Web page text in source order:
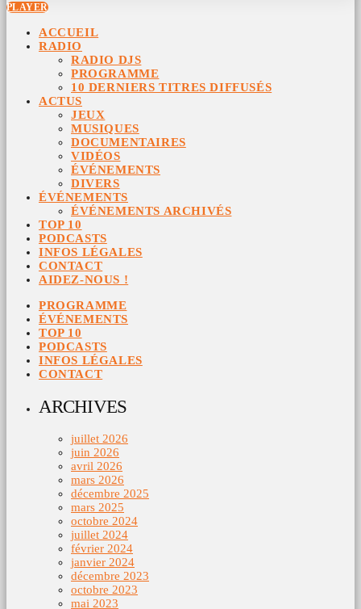
PLAYER
ACCUEIL
RADIO
RADIO DJS
PROGRAMME
10 DERNIERS TITRES DIFFUSÉS
ACTUS
JEUX
MUSIQUES
DOCUMENTAIRES
VIDÉOS
ÉVÉNEMENTS
DIVERS
ÉVÉNEMENTS
ÉVÉNEMENTS ARCHIVÉS
TOP 10
PODCASTS
INFOS LÉGALES
CONTACT
AIDEZ-NOUS !
PROGRAMME
ÉVÉNEMENTS
TOP 10
PODCASTS
INFOS LÉGALES
CONTACT
ARCHIVES
juillet 2026
juin 2026
avril 2026
mars 2026
décembre 2025
mars 2025
octobre 2024
juillet 2024
février 2024
janvier 2024
décembre 2023
octobre 2023
mai 2023